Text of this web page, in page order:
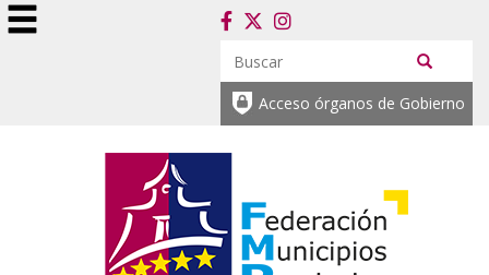
Acceso órganos de Gobierno